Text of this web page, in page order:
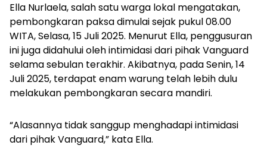
Ella Nurlaela, salah satu warga lokal mengatakan,
pembongkaran paksa dimulai sejak pukul 08.00
WITA, Selasa, 15 Juli 2025. Menurut Ella, penggusuran
ini juga didahului oleh intimidasi dari pihak Vanguard
selama sebulan terakhir. Akibatnya, pada Senin, 14
Juli 2025, terdapat enam warung telah lebih dulu
melakukan pembongkaran secara mandiri.
“Alasannya tidak sanggup menghadapi intimidasi
dari pihak Vanguard,” kata Ella.